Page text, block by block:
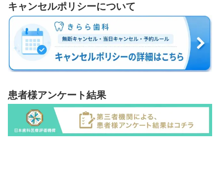
キャンセルポリシーについて
患者様アンケート結果